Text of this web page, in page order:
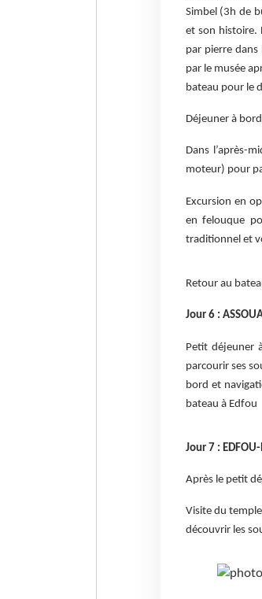
Simbel (3h de
et son histoire.
par pierre dans
par le musée
bateau pour le
Déjeuner à bord
Dans l’après-
moteur) pour
Excursion en
en felouque
traditionnel et
Retour au
Jour 6 :
Petit déjeuner
parcourir ses
bord et
bateau à Edfou
Jour 7 :
Après le petit
Visite du
découvrir les